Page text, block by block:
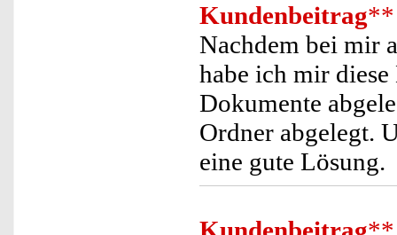
Kundenbeitrag**
Nachdem bei mir
habe ich mir
Dokumente
Ordner abgelegt.
eine gute Lösung.